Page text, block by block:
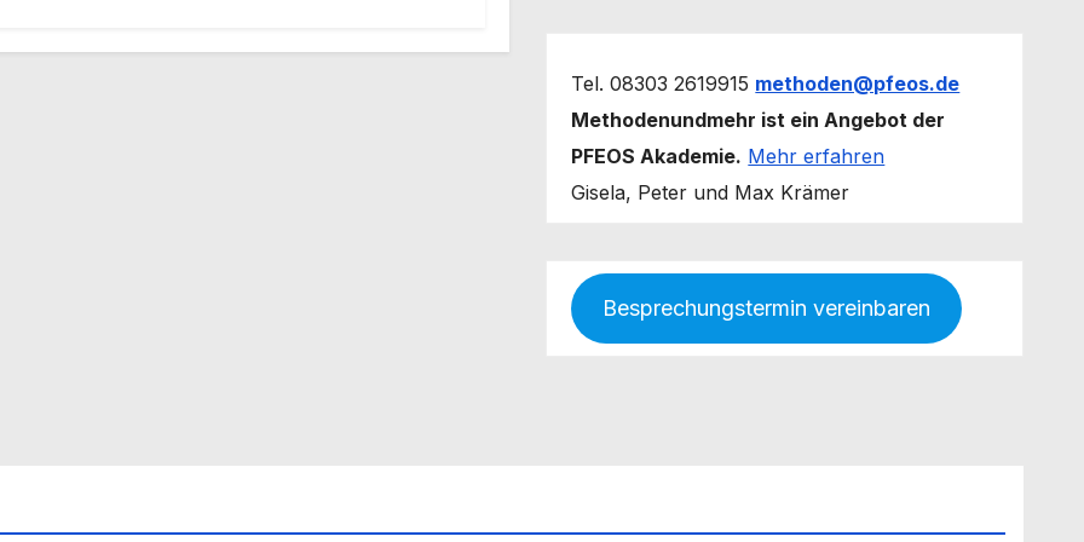
Tel. 08303 2619915 methoden@pfeos.de
Methodenundmehr ist ein Angebot der
PFEOS Akademie. Mehr erfahren
Gisela, Peter und Max Krämer
Besprechungstermin vereinbaren